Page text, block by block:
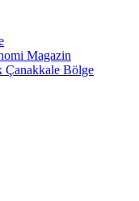
Magazin
Çanakkale Bölge